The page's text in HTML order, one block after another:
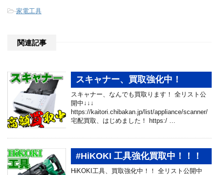
-家電工具
関連記事
スキャナー、買取強化中！
スキャナー、なんでも買取ります！ 全リスト公
開中↓↓↓
https://kaitori.chibakan.jp/list/appliance/scanner/
宅配買取、はじめました！ https:/ …
#HiKOKI 工具強化買取中！！！
HiKOKI工具、買取強化中！！ 全リスト公開中